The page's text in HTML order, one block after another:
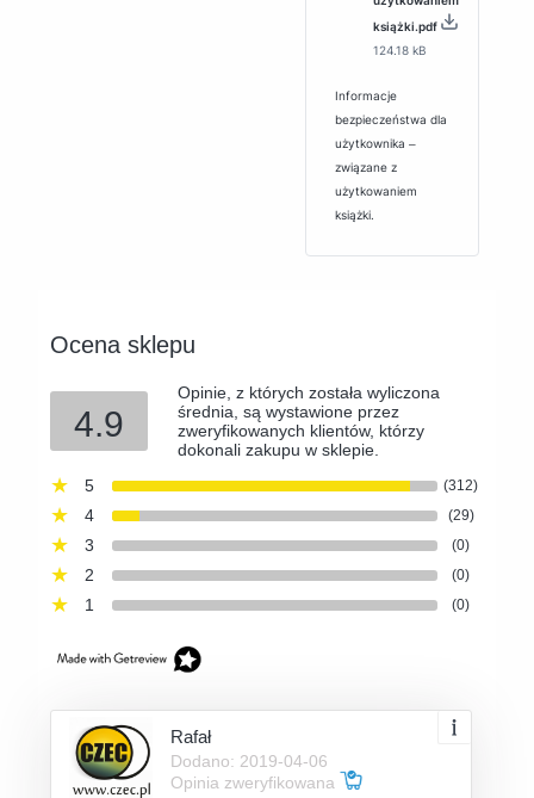
książki.pdf
124.18 kB
Informacje
bezpieczeństwa dla
użytkownika ‒
związane z
użytkowaniem
książki.
Ocena sklepu
4.9
Opinie, z których została wyliczona
średnia, są wystawione przez
zweryfikowanych klientów, którzy
dokonali zakupu w sklepie.
5
(312)
4 (29)
3 (0)
2 (0)
1 (0)
Rafał
Dodano: 2019-04-06
Opinia zweryfikowana